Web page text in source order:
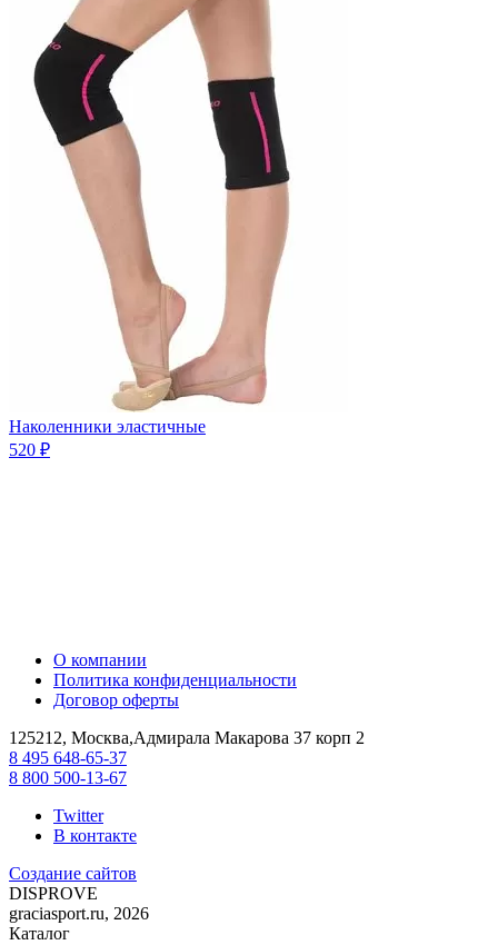
Наколенники эластичные
520 ₽
О компании
Политика конфиденциальности
Договор оферты
125212, Москва,Адмирала Макарова 37 корп 2
8 495 648-65-37
8 800 500-13-67
Twitter
В контакте
Создание сайтов
DISPROVE
graciasport.ru, 2026
Каталог